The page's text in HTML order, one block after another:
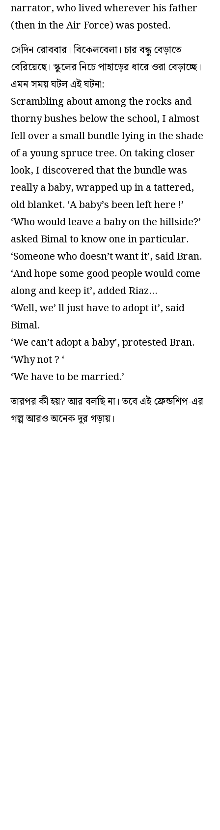
narrator, who lived wherever his father
(then in the Air Force) was posted.
সেদিন রোববার। বিকেলবেলা। চার বন্ধু বেড়াতে
বেরিয়েছে। স্কুলের নিচে পাহাড়ের ধারে ওরা বেড়াচ্ছে।
এমন সময় ঘটল এই ঘটনা:
Scrambling about among the rocks and
thorny bushes below the school, I almost
fell over a small bundle lying in the shade
of a young spruce tree. On taking closer
look, I discovered that the bundle was
really a baby, wrapped up in a tattered,
old blanket. ‘A baby’s been left here !’
‘Who would leave a baby on the hillside?’
asked Bimal to know one in particular.
‘Someone who doesn’t want it’, said Bran.
‘And hope some good people would come
along and keep it’, added Riaz…
‘Well, we’ ll just have to adopt it’, said
Bimal.
‘We can’t adopt a baby’, protested Bran.
‘Why not ? ‘
‘We have to be married.’
তারপর কী হয়? আর বলছি না। তবে এই ফ্রেন্ডশিপ-এর
গল্প আরও অনেক দূর গড়ায়।